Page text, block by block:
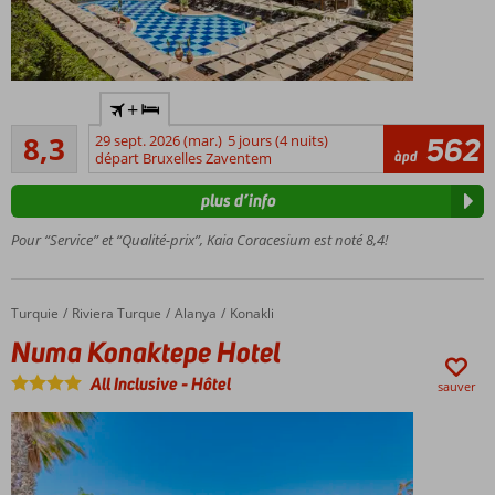
Etablissement
très populaire
Mini parc
aquatique
avec
Particulièrement
familles
8,3
Très bon
106
commentaires
+
29 sept. 2026 (mar.) 5 jours (4 nuits)
départ Bruxelles Zaventem
àpd 562
Pour “Service” et “Qualité-prix”, Kaia Coracesium est noté 8,4!
plus d’info
Accueil
Turquie Riviera Turque Alanya Konakli
Numa Konaktepe Hotel
Numa Konaktepe Hotel
All Inclusive-Hôtel sauver